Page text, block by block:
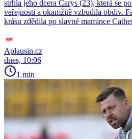
strhla jeho dcera Carys (23), která se
veřejnosti a okamžitě vzbudila obdiv.
krásu zdědila po slavné mamince
Aplausin.cz
dnes, 10:06
1 min